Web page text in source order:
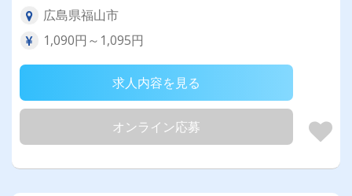
広島県福山市
1,090円～1,095円
求人内容を見る
オンライン応募